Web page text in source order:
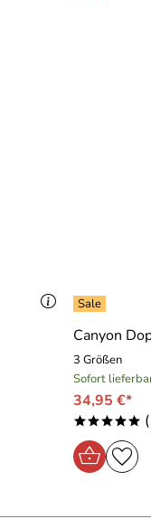
Canyon
3 Größen
Sofort
34,95 €*
*****